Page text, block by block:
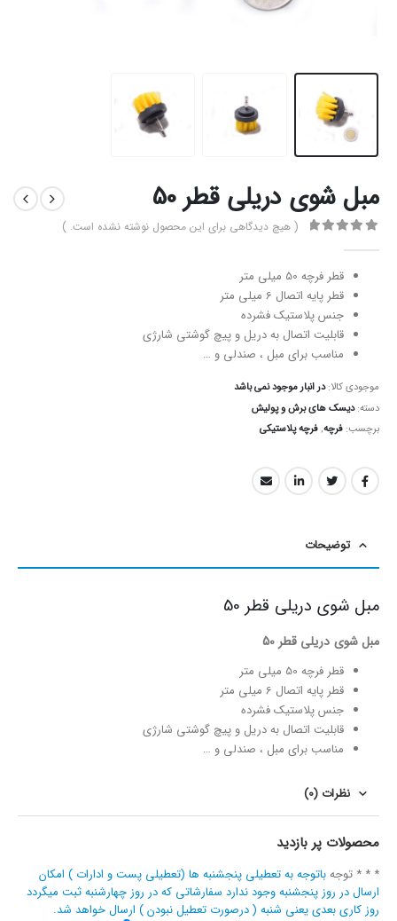
مبل شوی دریلی قطر 50
( هیچ دیدگاهی برای این محصول نوشته نشده است. )
قطر فرچه 50 میلی متر
قطر پایه اتصال 6 میلی متر
جنس پلاستیک فشرده
قابلیت اتصال به دریل و پیچ گوشتی شارژی
مناسب برای مبل ، صندلی و …
موجودی کالا:در انبار موجود نمی باشد
دسته:دیسک های برش و پولیش
برچسب: فرچه,فرچه پلاستیکی
توضیحات
مبل شوی دریلی قطر 50
مبل شوی دریلی قطر 50
قطر فرچه 50 میلی متر
قطر پایه اتصال 6 میلی متر
جنس پلاستیک فشرده
قابلیت اتصال به دریل و پیچ گوشتی شارژی
مناسب برای مبل ، صندلی و …
نظرات (0)
محصولات پر بازدید
* * * توجهباتوجه به تعطیلی پنجشنبه ها (تعطیلی پست و ادارات ) امکان
ارسال در روز پنجشنبه وجود ندارد سفارشاتی که در روز چهارشنبه ثبت میگردد
روز کاری بعدی یعنی شنبه ( درصورت تعطیل نبودن ) ارسال خواهد شد.